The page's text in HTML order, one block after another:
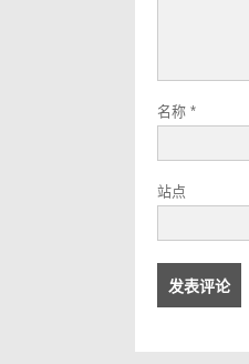
名称 *
站点